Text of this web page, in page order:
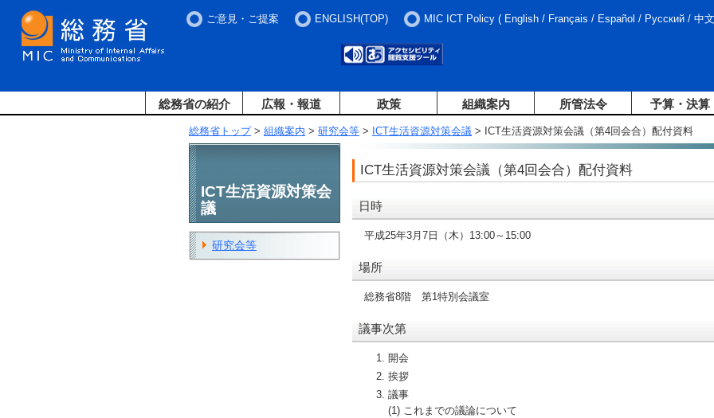
ご意見・ご提案 ENGLISH(TOP) MIC ICT Policy ( English / Français / Español / Русский / 中文
総務省の紹介 広報・報道 政策 組織案内 所管法令 予算・決算
総務省トップ> 組織案内 > 研究会等 > ICT生活資源対策会議 > ICT生活資源対策会議（第4回会合）配付資料
ICT生活資源対策会議（第4回会合）配付資料
日時
平成25年3月7日（木）13:00～15:00
場所
総務省8階 第1特別会議室
議事次第
開会
挨拶
議事
(1) これまでの議論について
ICT生活資源対策会
議
研究会等